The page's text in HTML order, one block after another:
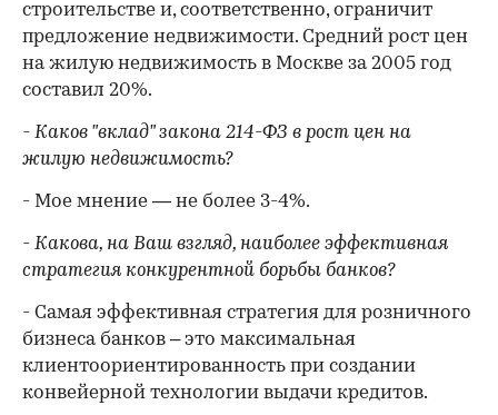
строительстве и, соответственно, ограничит
предложение недвижимости. Средний рост цен
на жилую недвижимость в Москве за 2005 год
составил 20%.
- Каков "вклад" закона 214-ФЗ в рост цен на
жилую недвижимость?
- Мое мнение — не более 3-4%.
- Какова, на Ваш взгляд, наиболее эффективная
стратегия конкурентной борьбы банков?
- Самая эффективная стратегия для розничного
бизнеса банков – это максимальная
клиентоориентированность при создании
конвейерной технологии выдачи кредитов.